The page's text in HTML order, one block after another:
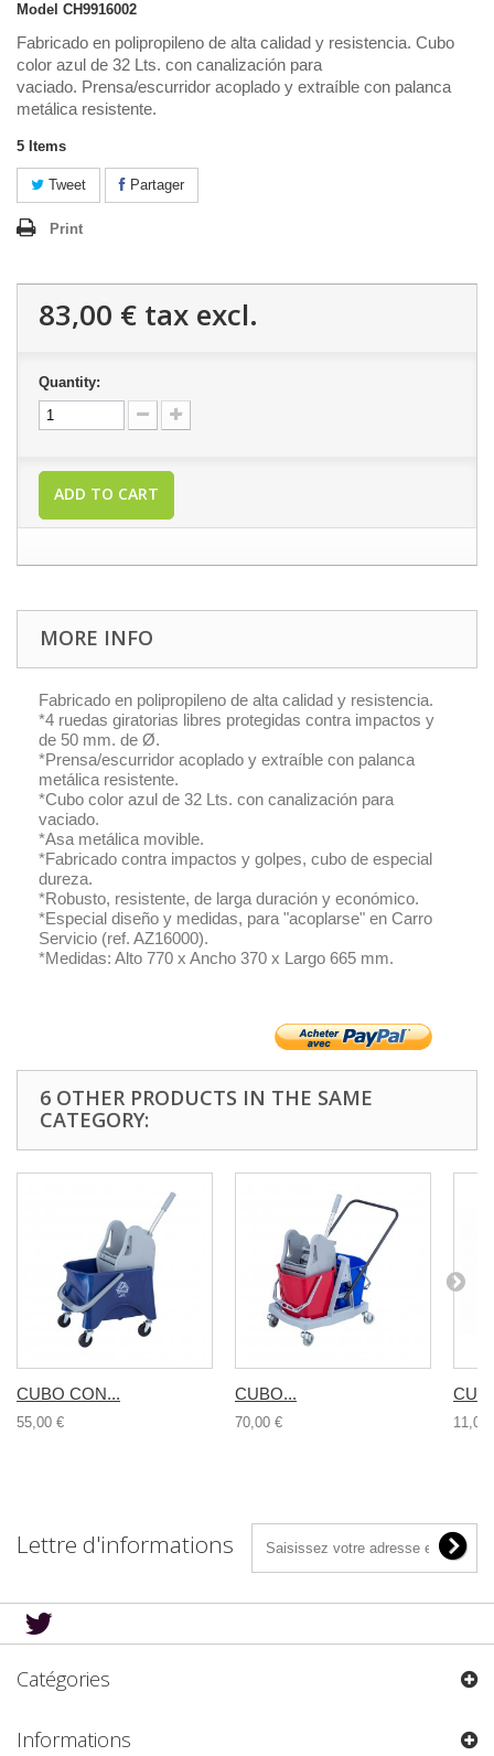
Model CH9916002
Fabricado en polipropileno de alta calidad y resistencia. Cubo
color azul de 32 Lts. con canalización para
vaciado. Prensa/escurridor acoplado y extraíble con palanca
metálica resistente.
5 Items
Tweet Partager
Print
83,00 € tax excl.
Quantity:
ADD TO CART
MORE INFO
Fabricado en polipropileno de alta calidad y resistencia.
*4 ruedas giratorias libres protegidas contra impactos y
de 50 mm. de Ø.
*Prensa/escurridor acoplado y extraíble con palanca
metálica resistente.
*Cubo color azul de 32 Lts. con canalización para
vaciado.
*Asa metálica movible.
*Fabricado contra impactos y golpes, cubo de especial
dureza.
*Robusto, resistente, de larga duración y económico.
*Especial diseño y medidas, para "acoplarse" en Carro
Servicio (ref. AZ16000).
*Medidas: Alto 770 x Ancho 370 x Largo 665 mm.
6 OTHER PRODUCTS IN THE SAME
CATEGORY:
CUBO CON...
55,00 €
CUBO...
70,00 € 11,00
Lettre d'informations
Catégories
Informations